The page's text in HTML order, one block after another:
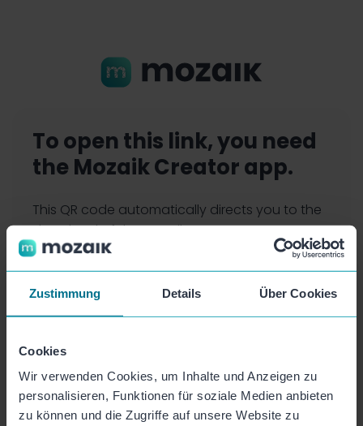
Zustimmung Details Über Cookies
Cookies
Wir verwenden Cookies, um Inhalte und Anzeigen zu
personalisieren, Funktionen für soziale Medien anbieten
zu können und die Zugriffe auf unsere Website zu
To open this link, you need
the Mozaik Creator app.
This QR code automatically directs you to the
download of the Mozaik Creator app.
Simply scan it with the camera of your
smartphone.